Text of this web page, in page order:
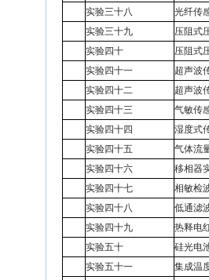
实验三十八
光纤传
实验三十九
压阻式
实验四十
压阻式
实验四十一
超声波
实验四十二
超声波
实验四十三
气敏传
实验四十四
湿度式
实验四十五
气体流
实验四十六
移相器
实验四十七
相敏检
实验四十八
低通滤
实验四十九
热释电
实验五十
硅光电
实验五十一
集成温